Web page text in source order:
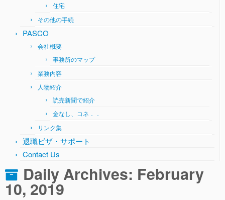
住宅
その他の手続
PASCO
会社概要
事務所のマップ
業務内容
人物紹介
読売新聞で紹介
金なし、コネ．．
リンク集
退職ビザ・サポート
Contact Us
Daily Archives: February
10, 2019